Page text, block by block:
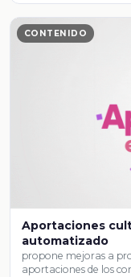
CONTENIDO
Aportaciones
automatizado
propone mejoras a
aportaciones de los